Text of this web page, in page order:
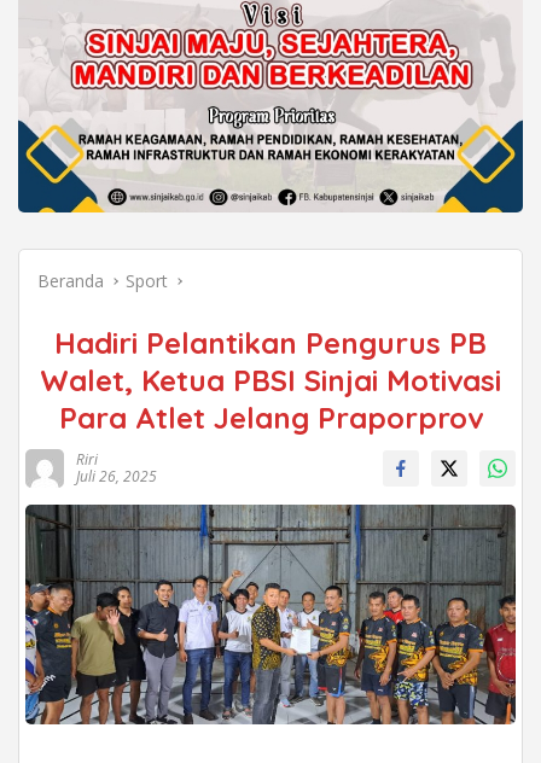
Beranda Sport
Hadiri Pelantikan Pengurus PB
Walet, Ketua PBSI Sinjai Motivasi
Para Atlet Jelang Praporprov
Riri
Juli 26, 2025